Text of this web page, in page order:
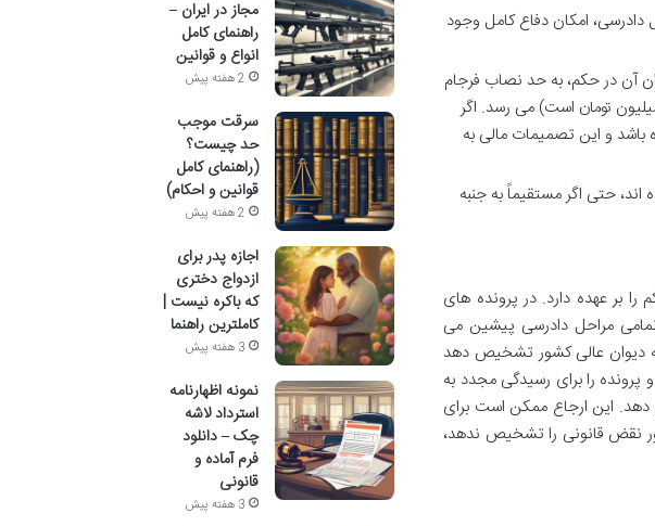
دادرسی، امکان دفاع کامل وجود
آن در حکم، به حد نصاب فرجام
تومان است) می رسد. اگر
باشد و این تصمیمات مالی به
حتی اگر مستقیماً به جنبه
بر عهده دارد. در پرونده های
مراحل دادرسی پیشین می
دیوان عالی کشور تشخیص دهد
را برای رسیدگی مجدد به
این ارجاع ممکن است برای
نقض قانونی را تشخیص ندهد،
مجاز در ایران –
راهنمای کامل
انواع و قوانین
2 هفته پیش
سرقت موجب
حد چیست؟
(راهنمای کامل
قوانین و احکام)
2 هفته پیش
اجازه پدر برای
ازدواج دختری
که باکره نیست |
کاملترین راهنما
3 هفته پیش
نمونه اظهارنامه
استرداد لاشه
چک – دانلود
فرم آماده و
قانونی
3 هفته پیش